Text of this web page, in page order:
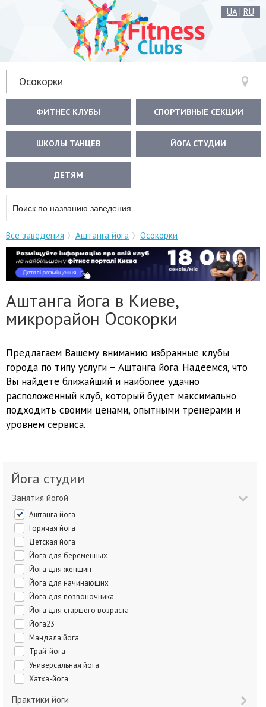
UA| RU
Осокорки
ФИТНЕС КЛУБЫ СПОРТИВНЫЕ СЕКЦИИ
ШКОЛЫ ТАНЦЕВ ЙОГА СТУДИИ
ДЕТЯМ
Все заведения Аштанга йога Осокорки
Аштанга йога в Киеве,
микрорайон Осокорки
Предлагаем Вашему вниманию избранные клубы
города по типу услуги – Аштанга йога. Надеемся, что
Вы найдете ближайший и наиболее удачно
расположенный клуб, который будет максимально
подходить своими ценами, опытными тренерами и
уровнем сервиса.
Йога студии
Занятия йогой
Аштанга йога
Горячая йога
Детская йога
Йога для беременных
Йога для женщин
Йога для начинающих
Йога для позвоночника
Йога для старшего возраста
Йога23
Мандала йога
Трай-йога
Универсальная йога
Хатха-йога
Практики йоги